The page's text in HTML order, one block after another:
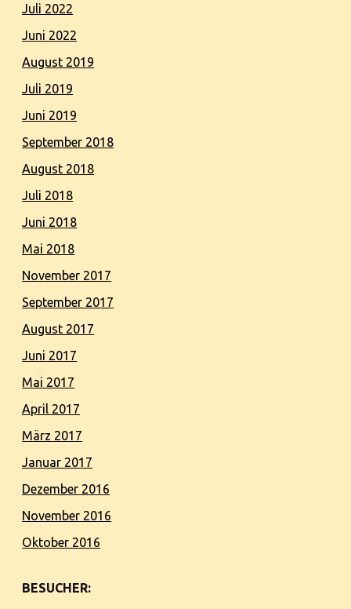
Juli 2022
Juni 2022
August 2019
Juli 2019
Juni 2019
September 2018
August 2018
Juli 2018
Juni 2018
Mai 2018
November 2017
September 2017
August 2017
Juni 2017
Mai 2017
April 2017
März 2017
Januar 2017
Dezember 2016
November 2016
Oktober 2016
BESUCHER: